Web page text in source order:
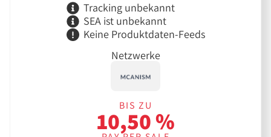
Tracking unbekannt
SEA ist unbekannt
Keine Produktdaten-Feeds
Netzwerke
BIS ZU
10,50 %